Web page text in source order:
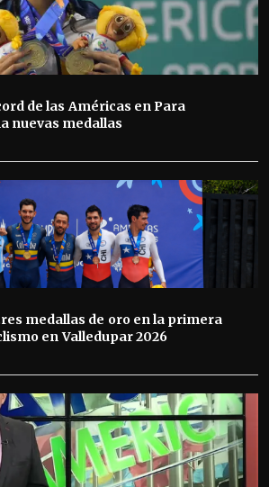
de las Américas en Para
nuevas medallas
medallas de oro en la primera
en Valledupar 2026